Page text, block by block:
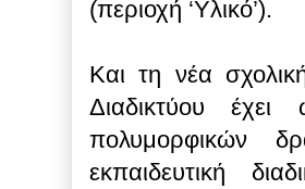
(περιοχή ‘Υλικό’).
Και τη νέα
Διαδικτύου
πολυμορφικών
εκπαιδευτική